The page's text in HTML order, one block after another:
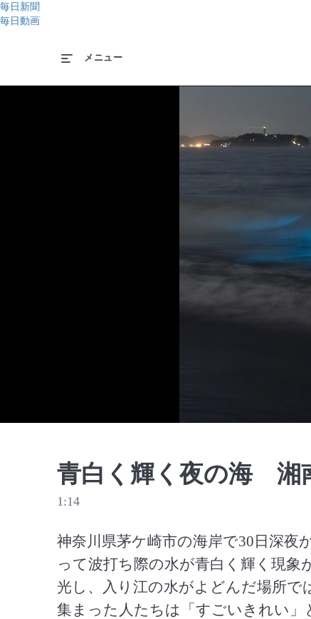
毎日新聞
毎日動画
メニュー
青白く輝く夜の海 湘
1:14
神奈川県茅ケ崎市の海岸で30日深夜
って波打ち際の水が青白く輝く現象
光し、入り江の水がよどんだ場所で
集まった人たちは「すごいきれい